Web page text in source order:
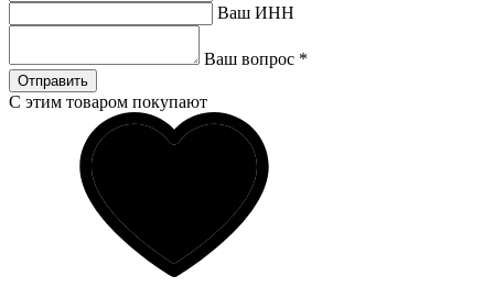
Ваш ИНН
Ваш вопрос *
Отправить
С этим товаром покупают